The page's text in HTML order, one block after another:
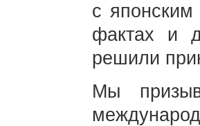
с
фактах и
решили
Мы